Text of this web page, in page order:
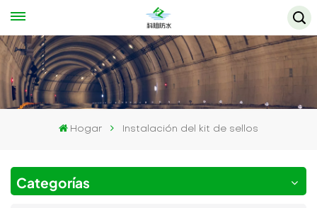
Hogar Instalación del kit de sellos
Categorías